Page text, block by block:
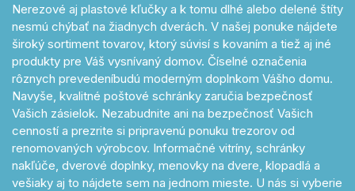
Nerezové aj plastové kľučky a k tomu dlhé alebo delené štíty
nesmú chýbať na žiadnych dverách. V našej ponuke nájdete
široký sortiment tovarov, ktorý súvisí s kovaním a tiež aj iné
produkty pre Váš vysnívaný domov. Číselné označenia
rôznych prevedeníbudú moderným doplnkom Vášho domu.
Navyše, kvalitné poštové schránky zaručia bezpečnosť
Vašich zásielok. Nezabudnite ani na bezpečnosť Vašich
cenností a prezrite si pripravenú ponuku trezorov od
renomovaných výrobcov. Informačné vitríny, schránky
nakľúče, dverové doplnky, menovky na dvere, klopadlá a
vešiaky aj to nájdete sem na jednom mieste. U nás si vyberie